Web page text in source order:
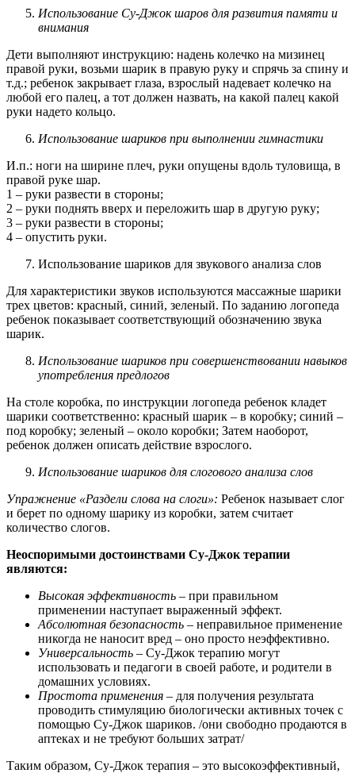
Использование Су-Джок шаров для развития памяти и
внимания
Дети выполняют инструкцию: надень колечко на мизинец
правой руки, возьми шарик в правую руку и спрячь за спину и
т.д.; ребенок закрывает глаза, взрослый надевает колечко на
любой его палец, а тот должен назвать, на какой палец какой
руки надето кольцо.
Использование шариков при выполнении гимнастики
И.п.: ноги на ширине плеч, руки опущены вдоль туловища, в
правой руке шар.
1 – руки развести в стороны;
2 – руки поднять вверх и переложить шар в другую руку;
3 – руки развести в стороны;
4 – опустить руки.
Использование шариков для звукового анализа слов
Для характеристики звуков используются массажные шарики
трех цветов: красный, синий, зеленый. По заданию логопеда
ребенок показывает соответствующий обозначению звука
шарик.
Использование шариков при совершенствовании навыков
употребления предлогов
На столе коробка, по инструкции логопеда ребенок кладет
шарики соответственно: красный шарик – в коробку; синий –
под коробку; зеленый – около коробки; Затем наоборот,
ребенок должен описать действие взрослого.
Использование шариков для слогового анализа слов
Упражнение «Раздели слова на слоги»: Ребенок называет слог
и берет по одному шарику из коробки, затем считает
количество слогов.
Неоспоримыми достоинствами Су-Джок терапии
являются:
Высокая эффективность – при правильном
применении наступает выраженный эффект.
Абсолютная безопасность – неправильное применение
никогда не наносит вред – оно просто неэффективно.
Универсальность – Су-Джок терапию могут
использовать и педагоги в своей работе, и родители в
домашних условиях.
Простота применения – для получения результата
проводить стимуляцию биологически активных точек с
помощью Су-Джок шариков. /они свободно продаются в
аптеках и не требуют больших затрат/
Таким образом, Су-Джок терапия – это высокоэффективный,